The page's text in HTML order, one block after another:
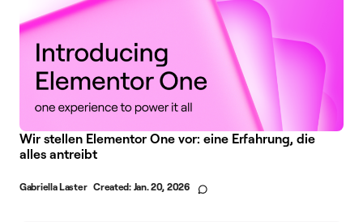
Wir stellen Elementor One vor: eine Erfahrung, die
alles antreibt
Gabriella Laster Created: Jan. 20, 2026